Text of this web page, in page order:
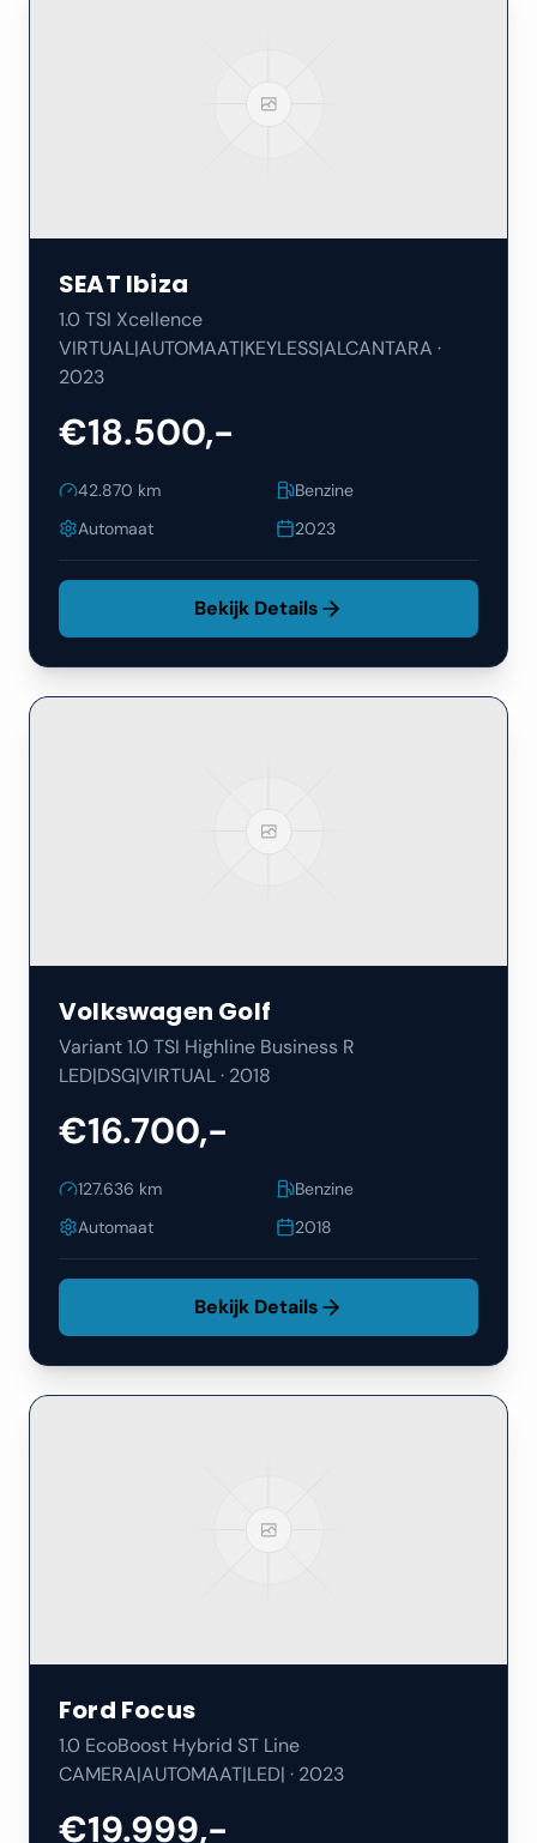
SEAT Ibiza
1.0 TSI Xcellence
VIRTUAL|AUTOMAAT|KEYLESS|ALCANTARA ·
2023
€18.500,-
42.870 km
Benzine
Automaat
2023
Bekijk Details
Volkswagen Golf
Variant 1.0 TSI Highline Business R
LED|DSG|VIRTUAL· 2018
€16.700,-
127.636 km
Benzine
Automaat
2018
Bekijk Details
Ford Focus
1.0 EcoBoost Hybrid ST Line
CAMERA|AUTOMAAT|LED| · 2023
€19.999,-